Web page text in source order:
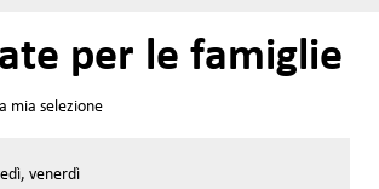
per le famiglie
mia selezione
venerdì